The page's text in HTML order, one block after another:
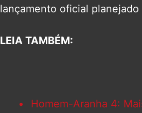
lançamento oficial planejado
LEIA TAMBÉM:
Homem-Aranha 4: